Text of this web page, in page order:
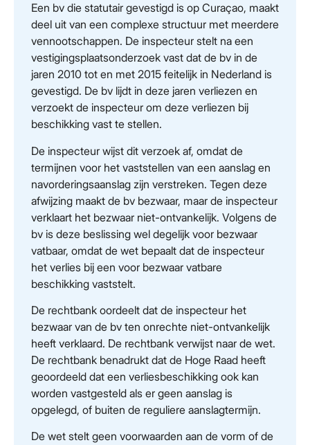
Een bv die statutair gevestigd is op Curaçao, maakt
deel uit van een complexe structuur met meerdere
vennootschappen. De inspecteur stelt na een
vestigingsplaatsonderzoek vast dat de bv in de
jaren 2010 tot en met 2015 feitelijk in Nederland is
gevestigd. De bv lijdt in deze jaren verliezen en
verzoekt de inspecteur om deze verliezen bij
beschikking vast te stellen.
De inspecteur wijst dit verzoek af, omdat de
termijnen voor het vaststellen van een aanslag en
navorderingsaanslag zijn verstreken. Tegen deze
afwijzing maakt de bv bezwaar, maar de inspecteur
verklaart het bezwaar niet-ontvankelijk. Volgens de
bv is deze beslissing wel degelijk voor bezwaar
vatbaar, omdat de wet bepaalt dat de inspecteur
het verlies bij een voor bezwaar vatbare
beschikking vaststelt.
De rechtbank oordeelt dat de inspecteur het
bezwaar van de bv ten onrechte niet-ontvankelijk
heeft verklaard. De rechtbank verwijst naar de wet.
De rechtbank benadrukt dat de Hoge Raad heeft
geoordeeld dat een verliesbeschikking ook kan
worden vastgesteld als er geen aanslag is
opgelegd, of buiten de reguliere aanslagtermijn.
De wet stelt geen voorwaarden aan de vorm of de